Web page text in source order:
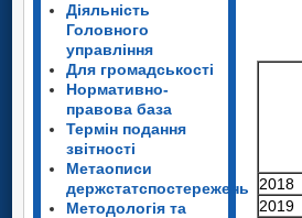
Діяльність
Головного
управління
Для громадськості
Нормативно-
правова база
Термін подання
звітності
Метаописи
держстатспостережень
Методологія та
2018
2019